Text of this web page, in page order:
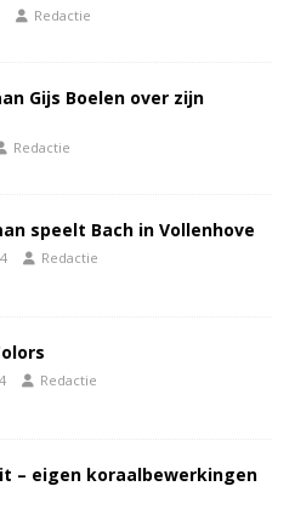
Redactie
Gijs Boelen over zijn
Redactie
speelt Bach in Vollenhove
Redactie
Redactie
– eigen koraalbewerkingen